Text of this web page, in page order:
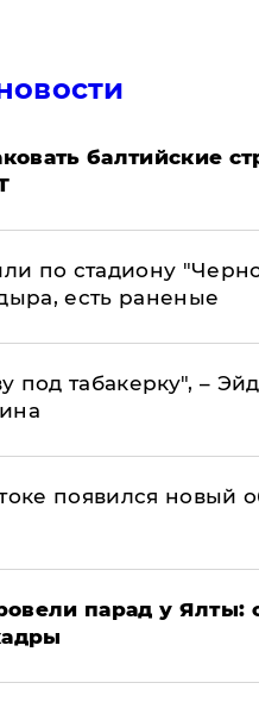
балтийские
по стадиону
есть раненые
под табакерку", –
появился новый
парад у Ялты: